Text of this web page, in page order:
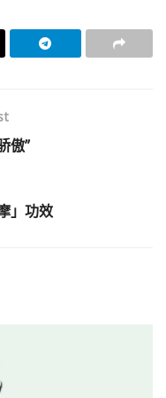
傲”
」功效